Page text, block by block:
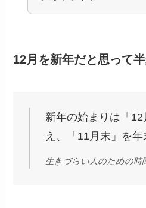
12月を新年だと思って
新年の始まりは「
え、「11月末」を年
生きづらい人のための時